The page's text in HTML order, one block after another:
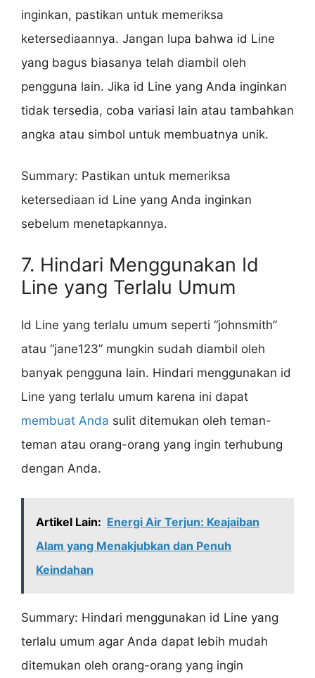
inginkan, pastikan untuk memeriksa
ketersediaannya. Jangan lupa bahwa id Line
yang bagus biasanya telah diambil oleh
pengguna lain. Jika id Line yang Anda inginkan
tidak tersedia, coba variasi lain atau tambahkan
angka atau simbol untuk membuatnya unik.
Summary: Pastikan untuk memeriksa
ketersediaan id Line yang Anda inginkan
sebelum menetapkannya.
7. Hindari Menggunakan Id
Line yang Terlalu Umum
Id Line yang terlalu umum seperti “johnsmith”
atau “jane123” mungkin sudah diambil oleh
banyak pengguna lain. Hindari menggunakan id
Line yang terlalu umum karena ini dapat
membuat Anda sulit ditemukan oleh teman-
teman atau orang-orang yang ingin terhubung
dengan Anda.
Artikel Lain: Energi Air Terjun: Keajaiban
Alam yang Menakjubkan dan Penuh
Keindahan
Summary: Hindari menggunakan id Line yang
terlalu umum agar Anda dapat lebih mudah
ditemukan oleh orang-orang yang ingin